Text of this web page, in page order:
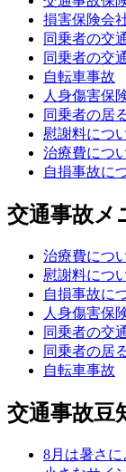
損害保険会
同乗者の交
同乗者の交
自転車事故
人身傷害保
同乗者の居
慰謝料につ
治療費につ
自損事故に
交通事故メ
治療費につ
慰謝料につ
自損事故に
人身傷害保
同乗者の交
同乗者の居
自転車事故
交通事故豆
8月は暑さ